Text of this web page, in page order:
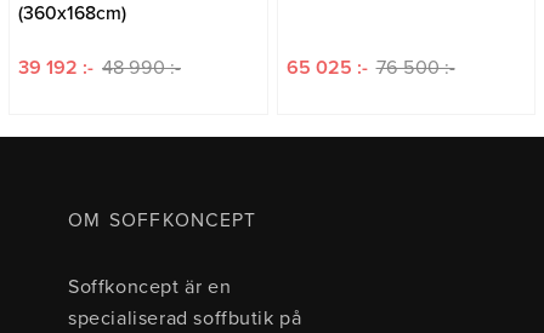
(360x168cm)
39 192 :- 48 990 :- 65 025 :- 76 500 :-
OM SOFFKONCEPT
Soffkoncept är en
specialiserad soffbutik på